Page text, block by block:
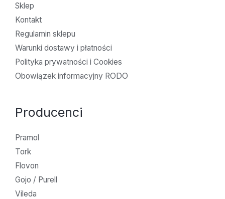
Sklep
Kontakt
Regulamin sklepu
Warunki dostawy i płatności
Polityka prywatności i Cookies
Obowiązek informacyjny RODO
Producenci
Pramol
Tork
Flovon
Gojo / Purell
Vileda